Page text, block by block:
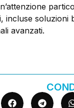
incluse soluzioni
avanzati.